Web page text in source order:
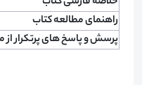
راهنمای مطالعه کتاب
پرسش و پاسخ های پرتکرار از